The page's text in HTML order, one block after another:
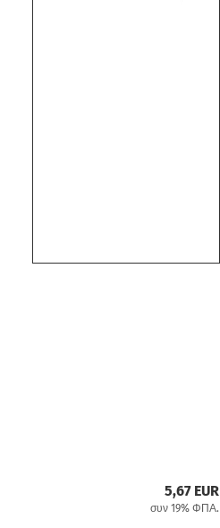
5,67 EUR
συν 19% ΦΠΑ.